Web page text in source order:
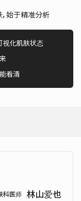
始于精准分析
视化肌肤状态
看清
科医师 林山爱也